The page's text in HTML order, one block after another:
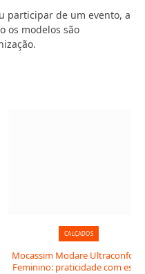
participar de um evento, a
os modelos são
CALÇADOS
Mocassim Modare
Feminino: praticidade com estilo